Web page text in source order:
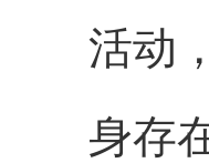
活动
身存